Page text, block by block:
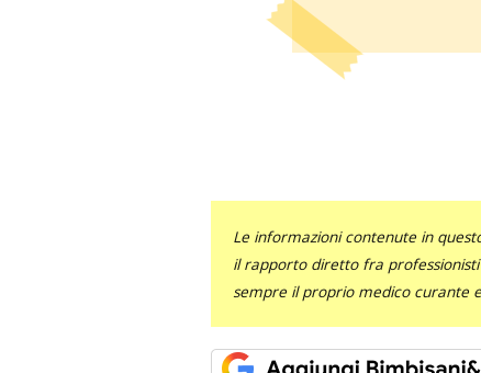
Le informazioni contenute in
il rapporto diretto fra
sempre il proprio medico curante